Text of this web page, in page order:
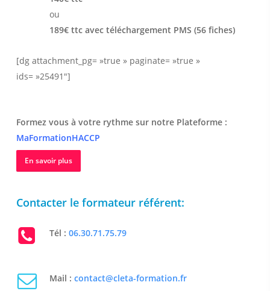
ou
189€ ttc avec téléchargement PMS (56 fiches)
[dg attachment_pg= »true » paginate= »true »
ids= »25491″]
Formez vous à votre rythme sur notre Plateforme :
MaFormationHACCP
En savoir plus
Contacter le formateur référent:
Tél :06.30.71.75.79
Mail :contact@cleta-formation.fr